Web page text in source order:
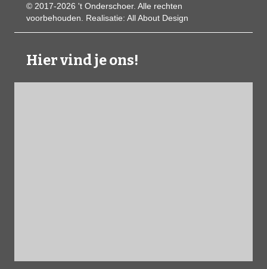
© 2017-2026 't Onderschoer. Alle rechten
voorbehouden. Realisatie: All About Design
Hier vind je ons!